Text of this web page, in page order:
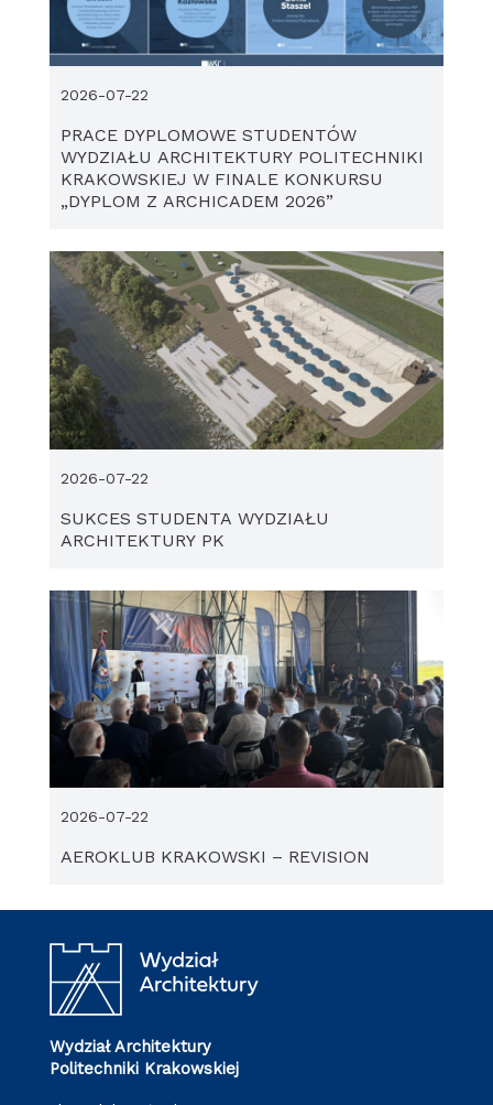
PRACE DYPLOMOWE STUDENTÓW
WYDZIAŁU ARCHITEKTURY POLITECHNIKI
KRAKOWSKIEJ W FINALE KONKURSU
„DYPLOM Z ARCHICADEM 2026”
2026-07-22
SUKCES STUDENTA WYDZIAŁU
ARCHITEKTURY PK
2026-07-22
AEROKLUB KRAKOWSKI – REVISION
2026-07-22
Wydział Architektury
Politechniki Krakowskiej